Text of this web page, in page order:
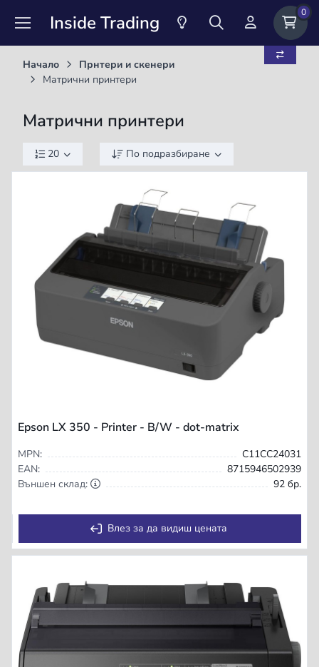
Inside Trading 0
Начало
Прнтери и скенери
Матрични принтери
Матрични принтери
20 По подразбиране
Epson LX 350 - Printer - B/W - dot-matrix
MPN:
C11CC24031
EAN:
8715946502939
Външен склад:
92 бр.
Влез за да видиш цената